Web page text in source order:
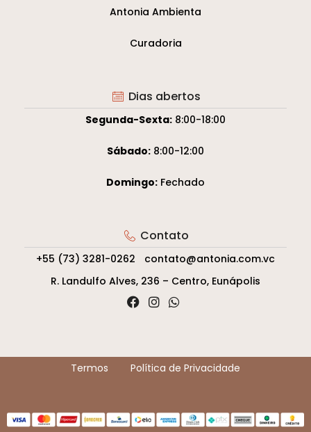
Antonia Ambienta
Curadoria
Dias abertos
Segunda-Sexta: 8:00-18:00
Sábado: 8:00-12:00
Domingo: Fechado
Contato
+55 (73) 3281-0262
contato@antonia.com.vc
R. Landulfo Alves, 236 – Centro, Eunápolis
Termos Política de Privacidade